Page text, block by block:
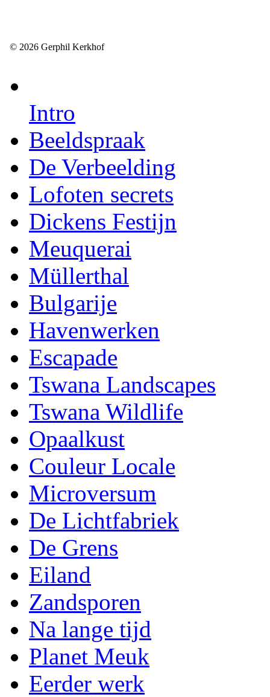
© 2026 Gerphil Kerkhof
Intro
Beeldspraak
De Verbeelding
Lofoten secrets
Dickens Festijn
Meuquerai
Müllerthal
Bulgarije
Havenwerken
Escapade
Tswana Landscapes
Tswana Wildlife
Opaalkust
Couleur Locale
Microversum
De Lichtfabriek
De Grens
Eiland
Zandsporen
Na lange tijd
Planet Meuk
Eerder werk